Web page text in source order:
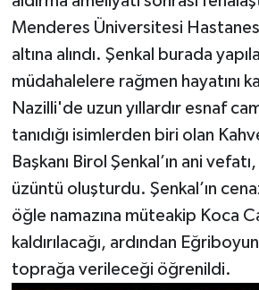
Menderes Üniversitesi
altına alındı. Şenkal burada
müdahalelere rağmen hayatını
Nazilli'de uzun yıllardır esnaf
tanıdığı isimlerden biri olan
Başkanı Birol Şenkal’ın ani
üzüntü oluşturdu. Şenkal’ın
öğle namazına müteakip Koca
kaldırılacağı, ardından
toprağa verileceği öğrenildi.